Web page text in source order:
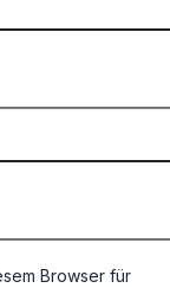
Browser für